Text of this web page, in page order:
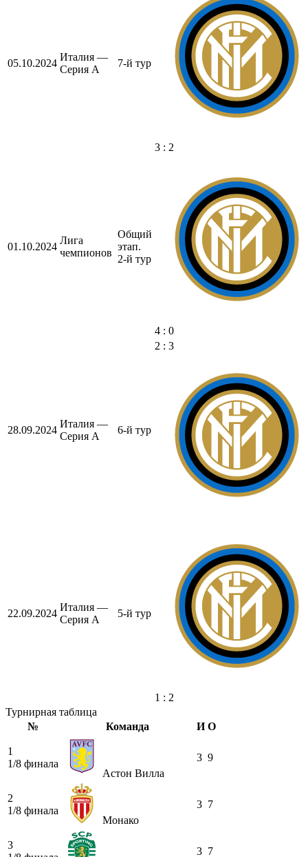
05.10.2024
Италия —
Серия А
7-й тур
3 : 2
01.10.2024
Лига
чемпионов
Общий
этап.
2-й тур
4 : 0
28.09.2024
Италия —
Серия А
6-й тур
2 : 3
22.09.2024
Италия —
Серия А
5-й тур
1 : 2
Турнирная таблица
№
Команда И О
1
1/8 финала
Астон Вилла
3 9
2
1/8 финала
Монако
3 7
3
3 7